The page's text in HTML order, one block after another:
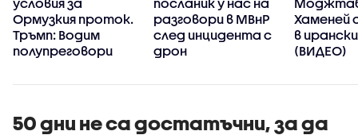
Ормузкия проток.
Тръмп: Водим
полупреговори
разговори в МВнР
след инцидента с
дрон
Хаменей
в
(ВИДЕО)
50 дни не са достатъчни, за да